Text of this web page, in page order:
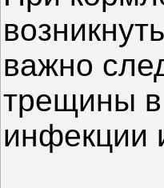
важно
трещины в
инфекции